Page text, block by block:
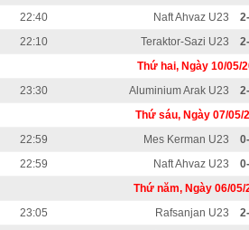
22:40
Naft Ahvaz U23
22:10
Teraktor-Sazi U23
Thứ hai, Ngày 10/05/
23:30
Aluminium Arak U23
Thứ sáu, Ngày 07/05/
22:59
Mes Kerman U23
22:59
Naft Ahvaz U23
Thứ năm, Ngày 06/05/
23:05
Rafsanjan U23